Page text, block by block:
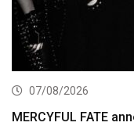
07/08/2026
MERCYFUL FATE